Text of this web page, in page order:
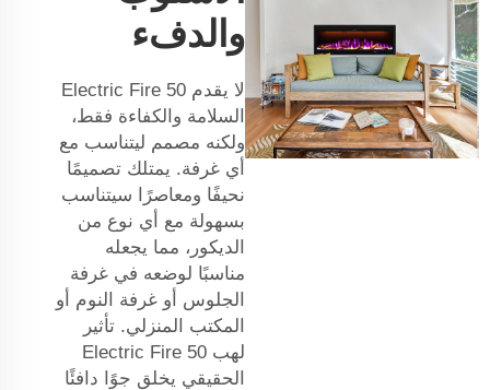
والدفء
لا يقدم Electric Fire 50
السلامة والكفاءة فقط،
ولكنه مصمم ليتناسب مع
أي غرفة. يمتلك تصميمًا
نحيفًا ومعاصرًا سيتناسب
بسهولة مع أي نوع من
الديكور، مما يجعله
مناسبًا لوضعه في غرفة
الجلوس أو غرفة النوم أو
المكتب المنزلي. تأثير
لهب Electric Fire 50
الحقيقي يخلق جوًا دافئًا